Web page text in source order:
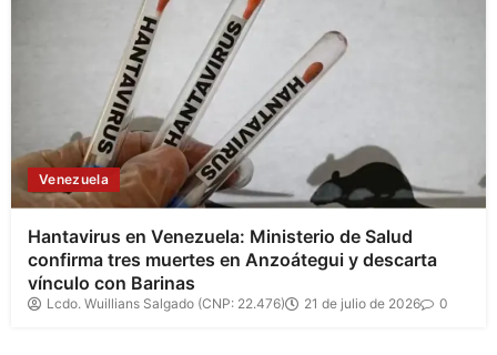
Venezuela
Hantavirus en Venezuela: Ministerio de Salud
confirma tres muertes en Anzoátegui y descarta
vínculo con Barinas
Lcdo. Wuillians Salgado (CNP: 22.476) 21 de julio de 2026 0